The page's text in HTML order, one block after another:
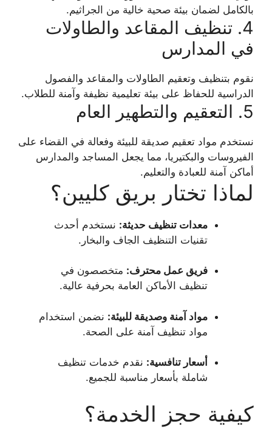
بالكامل لضمان بيئة صحية خالية من الجراثيم.
4. تنظيف المقاعد والطاولات
في المدارس
نقوم بتنظيف وتعقيم الطاولات والمقاعد والفصول
الدراسية للحفاظ على بيئة تعليمية نظيفة وآمنة للطلاب.
5. التعقيم والتطهير العام
نستخدم مواد تعقيم صديقة للبيئة وفعالة في القضاء على
الفيروسات والبكتيريا، مما يجعل المساجد والمدارس
أماكن آمنة للعبادة والتعليم.
لماذا تختار بريق كليين؟
معدات تنظيف حديثة: نستخدم أحدث
تقنيات التنظيف الجاف والبخار.
فريق عمل محترف: متخصصون في
تنظيف الأماكن العامة بحرفية عالية.
مواد آمنة وصديقة للبيئة: نضمن استخدام
مواد تنظيف آمنة على الصحة.
أسعار تنافسية: نقدم خدمات تنظيف
شاملة بأسعار مناسبة للجميع.
كيفية حجز الخدمة؟